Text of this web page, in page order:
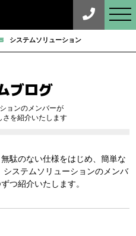
システムソリューション
ブログ
ョンのメンバーが
さを紹介いたします
駄のない仕様をはじめ、簡単な
システムソリューションのメンバ
つ紹介いたします。